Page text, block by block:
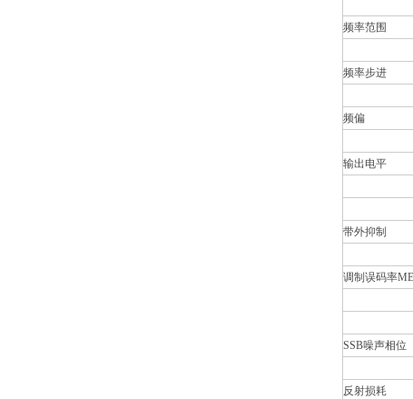
频率范围
频率步进
频偏
输出电平
带外抑制
调制误码率
SSB噪声相位
反射损耗